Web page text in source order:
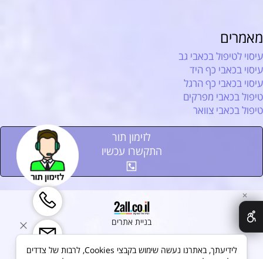
מאמרים
עיסוי לטיפול בכאבי גב
עיסוי בכאבי כף היד
עיסוי בכאבי כף הרגל
טיפול בכאבי מפרקים
טיפול בכאבי צוואר
לזימון תור
התקשרו עכשיו
בניית אתרים
✕
לידיעתך, באתרנו נעשה שימוש בקבצי Cookies, לרבות של צדדים